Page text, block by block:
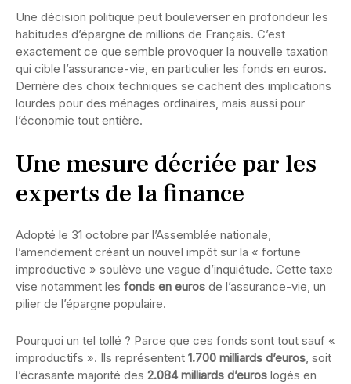
Une décision politique peut bouleverser en profondeur les
habitudes d’épargne de millions de Français. C’est
exactement ce que semble provoquer la nouvelle taxation
qui cible l’assurance-vie, en particulier les fonds en euros.
Derrière des choix techniques se cachent des implications
lourdes pour des ménages ordinaires, mais aussi pour
l’économie tout entière.
Une mesure décriée par les
experts de la finance
Adopté le 31 octobre par l’Assemblée nationale,
l’amendement créant un nouvel impôt sur la « fortune
improductive » soulève une vague d’inquiétude. Cette taxe
vise notamment les fonds en euros de l’assurance-vie, un
pilier de l’épargne populaire.
Pourquoi un tel tollé ? Parce que ces fonds sont tout sauf «
improductifs ». Ils représentent 1.700 milliards d’euros, soit
l’écrasante majorité des 2.084 milliards d’euros logés en